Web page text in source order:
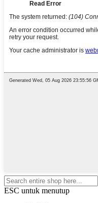
ESC untuk menutup